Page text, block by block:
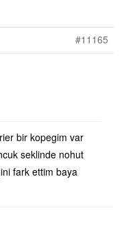
#11165
bir kopegim var
seklinde nohut
fark ettim baya